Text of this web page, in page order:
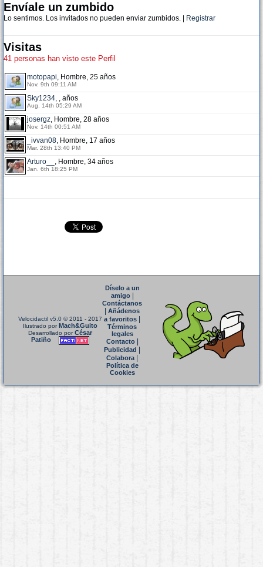
Envíale un zumbido
Lo sentimos. Los invitados no pueden enviar zumbidos. | Registrar
Visitas
41 personas han visto este Perfil
motopapi, Hombre, 25 años
Nov. 9th 09:11 AM
Sky1234, , años
Aug. 14th 05:29 AM
josergz, Hombre, 28 años
Nov. 14th 00:51 AM
_ivvan08, Hombre, 17 años
Mar. 28th 13:40 PM
Arturo__ , Hombre, 34 años
Jan. 6th 18:25 PM
Velocidactil v5.0 © 2011 - 2017
Ilustrado porMach&Guito
Desarrollado porCésar
Patiño
Díselo a un
amigo|
Contáctanos
Añádenos
a favoritos
Términos
legales
Contacto|
Publicidad
Colabora|
Política de
Cookies